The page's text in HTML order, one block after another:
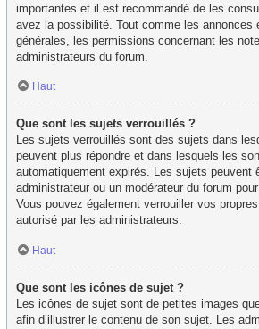
importantes et il est recommandé de les
avez la possibilité. Tout comme les annonces
générales, les permissions concernant les
administrateurs du forum.
Haut
Que sont les sujets verrouillés ?
Les sujets verrouillés sont des sujets dans
peuvent plus répondre et dans lesquels les
automatiquement expirés. Les sujets peuvent
administrateur ou un modérateur du forum
Vous pouvez également verrouiller vos
autorisé par les administrateurs.
Haut
Que sont les icônes de sujet ?
Les icônes de sujet sont de petites images
afin d’illustrer le contenu de son sujet. Les